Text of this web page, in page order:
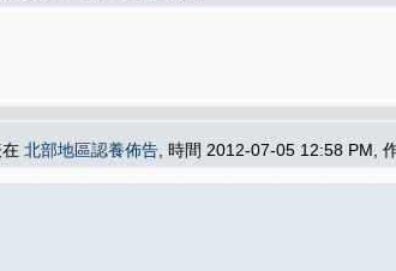
在 北部地區認養佈告 , 時間 2012-07-05 12:58 PM,